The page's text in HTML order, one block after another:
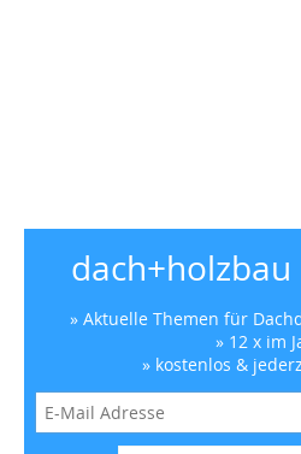
» Aktuelle Themen für
» 12 x im
» kostenlos &